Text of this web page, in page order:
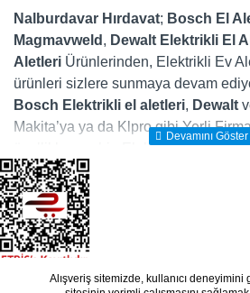
Nalburdavar Hırdavat; Bosch El
Magmavweld , Dewalt Elektrikli El
Aletleri Ürünlerinden, Elektrikli Ev
ürünleri sizlere sunmaya devam
Bosch Elektrikli el aletleri, Dewalt
Makita’ya ya da Klpro gibi Yerli
özelliklere sahip Elektrikli Matkap ve
makinalarını, evdeki en büyük
ev aletlerini ve gücünüze güç
Makinaları ister mağazamızdan
online satış sitesinde yakından
alabilirsiniz. Ayrıca dünyanın önde
üretmiş olduğunu elektrikli el aletleri,
Copyright © 2019 - Tasarım:
Alışveriş sitemizde, kullanıcı